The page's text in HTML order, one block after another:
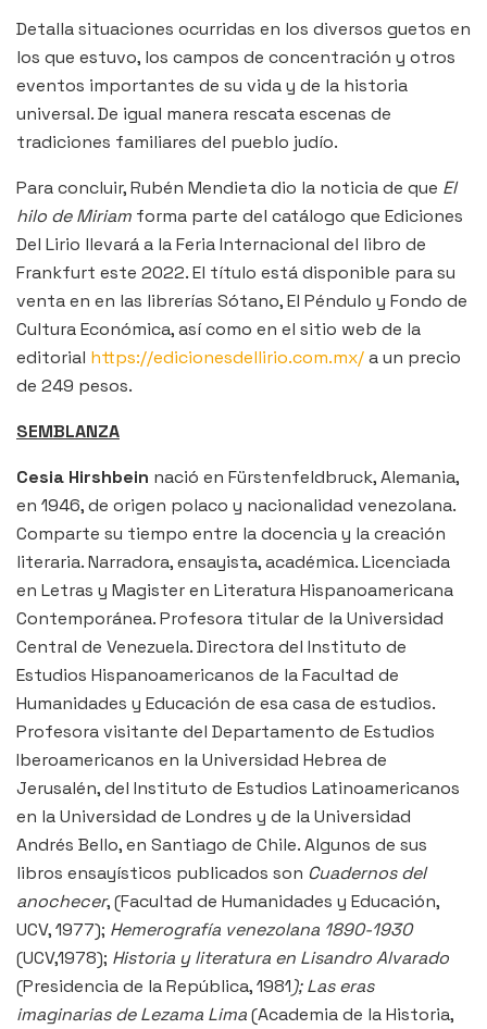
Detalla situaciones ocurridas en los diversos guetos en
los que estuvo, los campos de concentración y otros
eventos importantes de su vida y de la historia
universal. De igual manera rescata escenas de
tradiciones familiares del pueblo judío.
Para concluir, Rubén Mendieta dio la noticia de que El
hilo de Miriam forma parte del catálogo que Ediciones
Del Lirio llevará a la Feria Internacional del libro de
Frankfurt este 2022. El título está disponible para su
venta en en las librerías Sótano, El Péndulo y Fondo de
Cultura Económica, así como en el sitio web de la
editorial https://edicionesdellirio.com.mx/a un precio
de 249 pesos.
SEMBLANZA
Cesia Hirshbein nació en Fürstenfeldbruck, Alemania,
en 1946, de origen polaco y nacionalidad venezolana.
Comparte su tiempo entre la docencia y la creación
literaria. Narradora, ensayista, académica. Licenciada
en Letras y Magister en Literatura Hispanoamericana
Contemporánea. Profesora titular de la Universidad
Central de Venezuela. Directora del Instituto de
Estudios Hispanoamericanos de la Facultad de
Humanidades y Educación de esa casa de estudios.
Profesora visitante del Departamento de Estudios
Iberoamericanos en la Universidad Hebrea de
Jerusalén, del Instituto de Estudios Latinoamericanos
en la Universidad de Londres y de la Universidad
Andrés Bello, en Santiago de Chile. Algunos de sus
libros ensayísticos publicados son Cuadernos del
anochecer, (Facultad de Humanidades y Educación,
UCV, 1977); Hemerografía venezolana 1890-1930
(UCV,1978); Historia y literatura en Lisandro Alvarado
(Presidencia de la República, 1981); Las eras
imaginarias de Lezama Lima(Academia de la Historia,